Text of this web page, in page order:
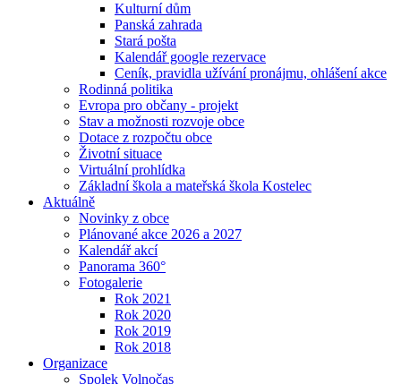
Kulturní dům
Panská zahrada
Stará pošta
Kalendář google rezervace
Ceník, pravidla užívání pronájmu, ohlášení akce
Rodinná politika
Evropa pro občany - projekt
Stav a možnosti rozvoje obce
Dotace z rozpočtu obce
Životní situace
Virtuální prohlídka
Základní škola a mateřská škola Kostelec
Aktuálně
Novinky z obce
Plánované akce 2026 a 2027
Kalendář akcí
Panorama 360°
Fotogalerie
Rok 2021
Rok 2020
Rok 2019
Rok 2018
Organizace
Spolek Volnočas